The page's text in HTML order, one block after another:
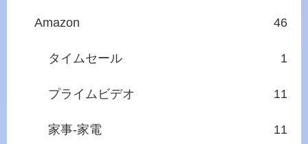
Amazon 46
タイムセール 1
プライムビデオ 11
家事‐家電 11